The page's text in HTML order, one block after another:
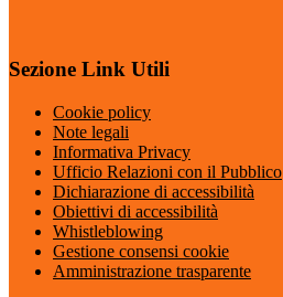
Sezione Link Utili
Cookie policy
Note legali
Informativa Privacy
Ufficio Relazioni con il Pubblico
Dichiarazione di accessibilità
Obiettivi di accessibilità
Whistleblowing
Gestione consensi cookie
Amministrazione trasparente